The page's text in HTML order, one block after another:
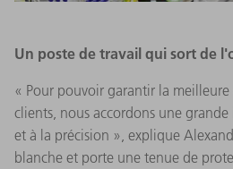
Un poste de travail qui sort de
« Pour pouvoir garantir la
clients, nous accordons une
et à la précision », explique
blanche et porte une tenue de